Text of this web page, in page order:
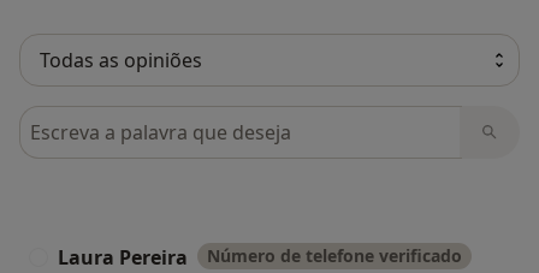
Pesquisar em opiniões
Laura Pereira Número de telefone verificado